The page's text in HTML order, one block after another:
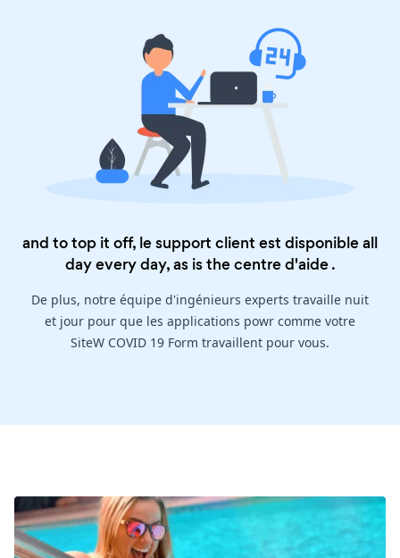
and to top it off, le support client est disponible all
day every day, as is thecentre d'aide.
De plus, notre équipe d'ingénieurs experts travaille nuit
et jour pour que les applications powr comme votre
SiteW COVID 19 Form travaillent pour vous.